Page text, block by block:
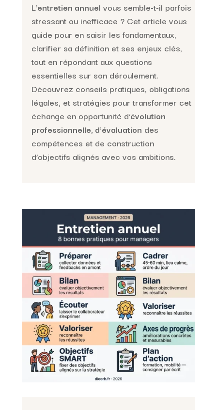
L’entretien annuel vous semble-t-il parfois
stressant ou inefficace ? Cet article vous
guide pour en saisir les fondamentaux,
clarifier sa définition et ses enjeux clés,
tout en répondant aux questions
essentielles sur son déroulement.
Découvrez conseils pratiques, obligations
légales, et stratégies pour transformer cet
échange en opportunité d’évolution
professionnelle, d’évaluation des
compétences et de construction
d’objectifs alignés avec vos ambitions.